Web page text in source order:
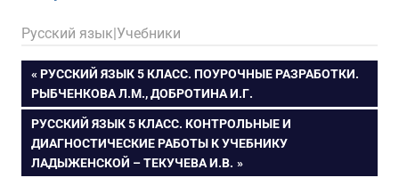
18.02.2026
figa
Русский язык|Учебники
Навигация
по
записям
ПРЕДЫДУЩАЯ
ЗАПИСЬ:
РУССКИЙ ЯЗЫК 5 КЛАСС. ПОУРОЧНЫЕ РАЗРАБОТКИ.
РЫБЧЕНКОВА Л.М., ДОБРОТИНА И.Г.
СЛЕДУЮЩАЯ
ЗАПИСЬ:
РУССКИЙ ЯЗЫК 5 КЛАСС. КОНТРОЛЬНЫЕ И
ДИАГНОСТИЧЕСКИЕ РАБОТЫ К УЧЕБНИКУ
ЛАДЫЖЕНСКОЙ – ТЕКУЧЕВА И.В.